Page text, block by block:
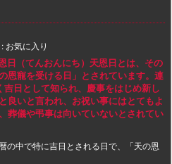
: お気に入り
日（てんおんにち）天恩日とは、その
恩寵を受ける日」とされています。連
吉日として知られ、慶事をはじめ新し
良いと言われ、お祝い事にはとてもよ
葬儀や弔事は向いていないとされてい
の中で特に吉日とされる日で、「天の恩